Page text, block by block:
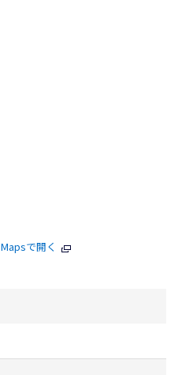
で開く